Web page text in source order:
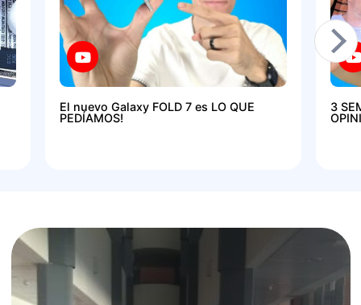
El nuevo Galaxy FOLD 7 es LO QUE
PEDÍAMOS!
3